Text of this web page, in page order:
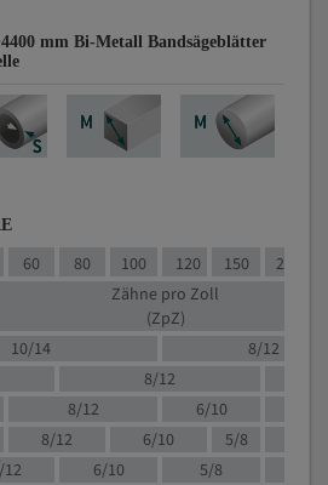
mm Bi-Metall Bandsägeblätter
60 80 100 120 150 200
Zähne pro Zoll
(ZpZ)
10/14
8/12
8/12
8/12 6/10
8/12 6/10
5/8
6/10
5/8